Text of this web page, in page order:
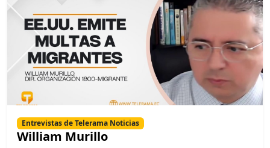
Entrevistas de Telerama Noticias
William Murillo